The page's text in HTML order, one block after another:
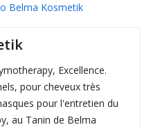
Belma Kosmetik
Excellence.
pour cheveux très
pour l'entretien du
au Tanin de Belma